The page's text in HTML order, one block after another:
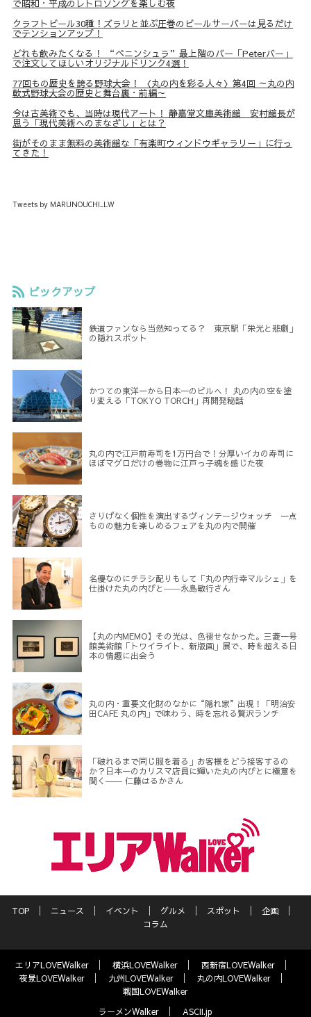
で昭和・平成のレトロソングを楽しむ夜
クラフトビール30種！ズラリと並ぶ圧巻のビールサーバーは見るだけ
でテンションアップ！
どれも飲みたくなる！ “ペニンシュラ”最上階のバー「Peterバー」
で注文してほしいオリジナルドリンク4選！
77回もの歴史を誇る野球大会！ 〈丸の内を彩る人々〉第4回 ～丸の内
軟式野球大会の歴史と舞台裏・前編～
今は古美術でも、当時は現代アート！ 静嘉堂文庫美術館 安村館長が
思う「現代美術へのまなざし」とは？
街がそのまま無料の美術館な「有楽町ウィンドウギャラリー」に行っ
てきた！
Tweets by MARUNOUCHI_LW
ピックアップ
鉄道ファンなら当然知ってる？ 東京駅「栄光と悲劇」
の隠れスポット
かつての東洋一から日本一のビルへ！ 丸の内の空を塗
り変える「TOKYO TORCH」再開発秘話
丸の内で江戸前寿司を1万円台で！分厚いイカの寿司に
ほぼマグロだけの巻物に江戸っ子魂を感じた夜
さりげなく個性を演出するヴィンテージウォッチ 一点
ものの魅力を楽しめるフェアを丸の内で開催
名優なのにチラシ配りもして「丸の内行幸マルシェ」を
仕掛けた丸の内びと――永島敏行さん
【丸の内MEMO】その光は、色褪せなかった。三菱一号
館美術館「トワイライト、新版画」展で、時を超える日
本の情趣に出会う
丸の内・重要文化財のなかに“隠れ家”出現！「明治安
田CAFE 丸の内」で味わう、時を忘れる贅沢ランチ
「破れるまで同じ服を着る」お客様をどう接客するの
か？日本一のカリスマ店員に輝いた丸の内びとに極意を
聞く―― 仁藤はるかさん
TOP ニュース イベント グルメ スポット
企画
コラム
エリアLOVEWalker 横浜LOVEWalker
西新宿LOVEWalker
夜景LOVEWalker
九州LOVEWalker
丸の内LOVEWalker
戦国LOVEWalker
ラーメンWalker
ASCII.jp